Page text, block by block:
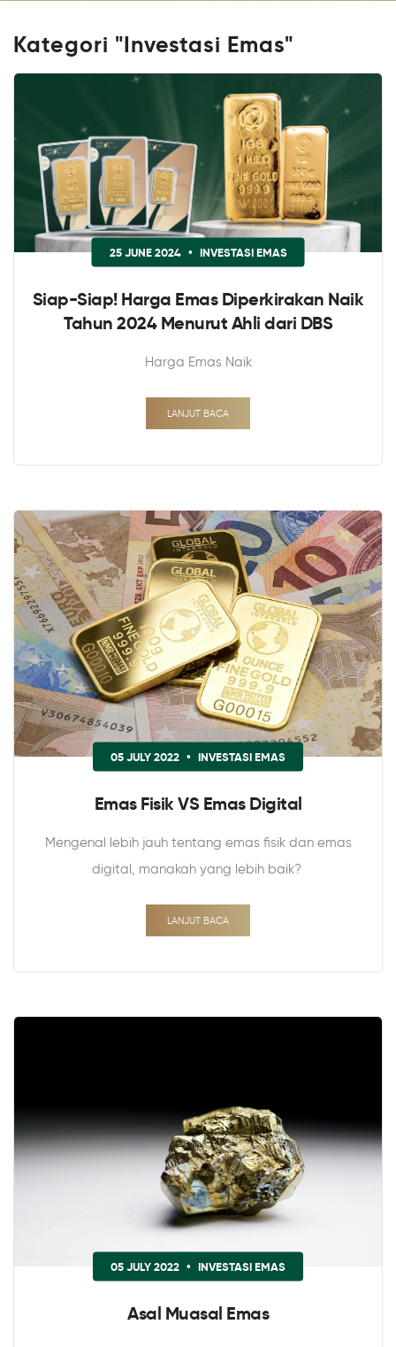
Kategori "Investasi Emas"
25 JUNE 2024 • INVESTASI EMAS
Siap-Siap! Harga Emas Diperkirakan Naik
Tahun 2024 Menurut Ahli dari DBS
Harga Emas Naik
LANJUT BACA
05 JULY 2022 • INVESTASI EMAS
Emas Fisik VS Emas Digital
Mengenal lebih jauh tentang emas fisik dan emas
digital, manakah yang lebih baik?
LANJUT BACA
05 JULY 2022 • INVESTASI EMAS
Asal Muasal Emas